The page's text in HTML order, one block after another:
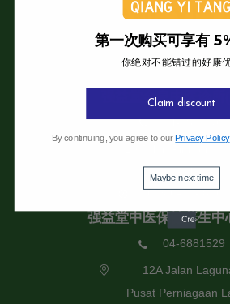
强益堂全息中医诊
强益堂全息中医诊所(
04-2832108
11600 Pulau
09:30 AM - 6:00
强益堂中医保健养生中
04-6881529
12A Jalan
Pusat Perniagaan
第一次购买可享有
你绝对不能错过的好康
Claim discount
By continuing, you agree to our Privacy Policy
Maybe next time